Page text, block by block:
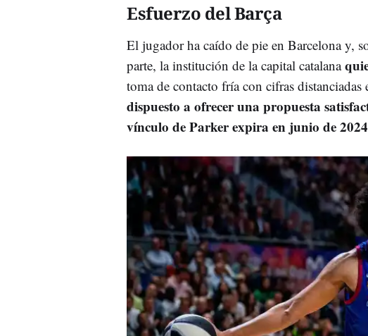
Esfuerzo del Barça
El jugador ha caído de pie en Barcelona y,
parte, la institución de la capital catalana
toma de contacto fría con cifras distanciadas
dispuesto a ofrecer una propuesta
vínculo de Parker expira en junio de 2024